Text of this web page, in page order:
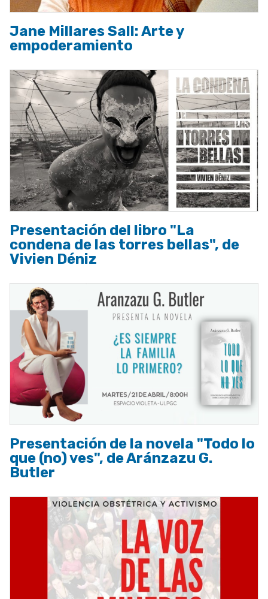
Jane Millares Sall: Arte y
empoderamiento
Presentación del libro "La
condena de las torres bellas", de
Vivien Déniz
Presentación de la novela "Todo lo
que (no) ves", de Aránzazu G.
Butler